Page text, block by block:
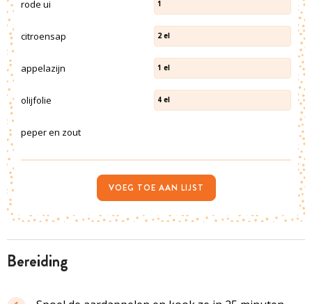
bereiding
rode ui 1
citroensap 2 el
appelazijn 1 el
olijfolie 4 el
peper en zout
VOEG TOE AAN LIJST